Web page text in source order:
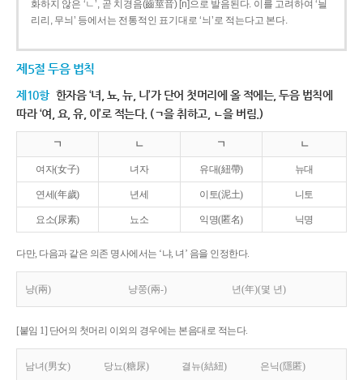
화하지 않은 ‘ㄴ’, 곧 치경음(齒莖音) [n]으로 발음된다. 이를 고려하여 ‘늴
리리, 무늬’ 등에서는 전통적인 표기대로 ‘늬’로 적는다고 본다.
제5절 두음 법칙
제10항 한자음 ‘녀, 뇨, 뉴, 니’가 단어 첫머리에 올 적에는, 두음 법칙에
따라 ‘여, 요, 유, 이’로 적는다. (ㄱ을 취하고, ㄴ을 버림.)
ㄱ ㄴ ㄱ ㄴ
여자(女子) 녀자 유대(紐帶) 뉴대
연세(年歲) 년세 이토(泥土) 니토
요소(尿素) 뇨소 익명(匿名) 닉명
다만, 다음과 같은 의존 명사에서는 ‘냐, 녀’ 음을 인정한다.
냥(兩) 냥쭝(兩-) 년(年)(몇 년)
[붙임 1] 단어의 첫머리 이외의 경우에는 본음대로 적는다.
남녀(男女) 당뇨(糖尿) 결뉴(結紐) 은닉(隱匿)